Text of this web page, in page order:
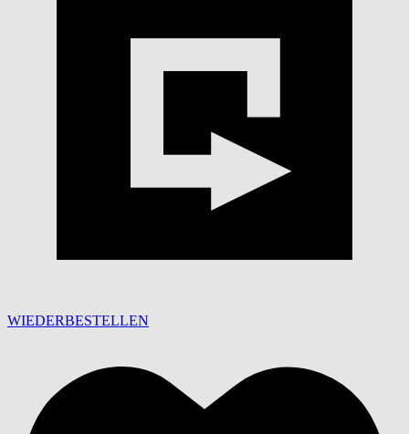
WIEDERBESTELLEN